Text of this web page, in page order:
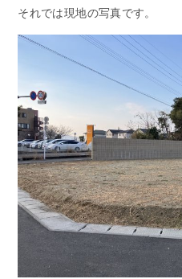
それでは現地の写真です。